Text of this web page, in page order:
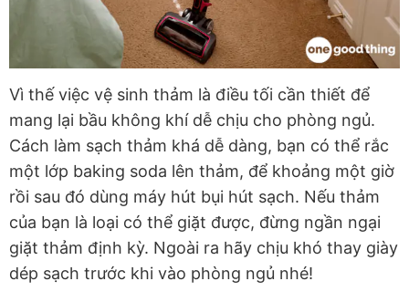
Vì thế việc vệ sinh thảm là điều tối cần thiết để
mang lại bầu không khí dễ chịu cho phòng ngủ.
Cách làm sạch thảm khá dễ dàng, bạn có thể rắc
một lớp baking soda lên thảm, để khoảng một giờ
rồi sau đó dùng máy hút bụi hút sạch. Nếu thảm
của bạn là loại có thể giặt được, đừng ngần ngại
giặt thảm định kỳ. Ngoài ra hãy chịu khó thay giày
dép sạch trước khi vào phòng ngủ nhé!